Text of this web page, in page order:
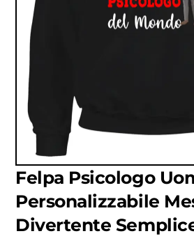
Felpa Psicologo
Personalizzabile
Divertente